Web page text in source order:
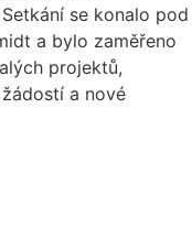
se konalo pod
a bylo zaměřeno
projektů,
a nové